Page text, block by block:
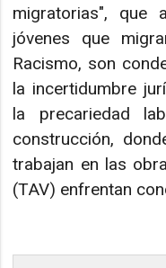
migratorias", que
jóvenes que
Racismo, son
la incertidumbre
la precariedad
construcción,
trabajan en las
(TAV) enfrentan